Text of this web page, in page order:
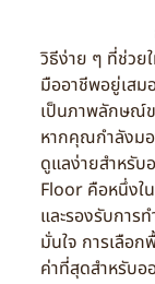
การหลีกเ
วิธีง่าย ๆ ที่ช่วย
มืออาชีพอยู่เสม
เป็นภาพลักษณ์
หากคุณกำลังม
ดูแลง่ายสำหรั
Floor คือหนึ่งใ
และรองรับการ
มั่นใจ การเลือ
ค่าที่สุดสำหรับอ